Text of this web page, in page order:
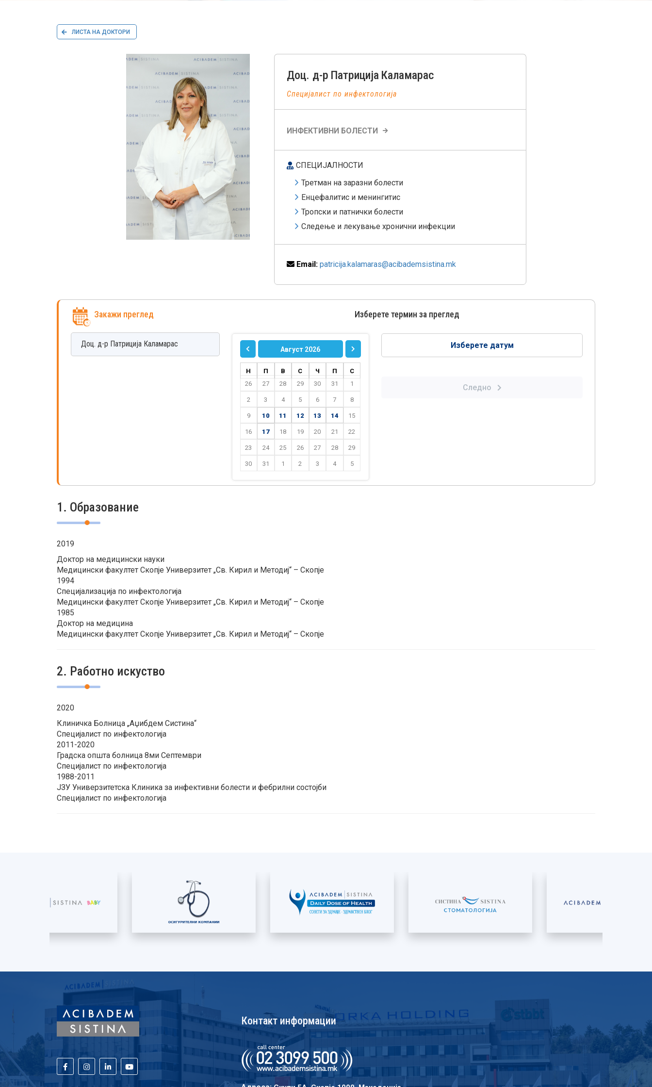
ЛИСТА НА ДОКТОРИ
Доц. д-р Патриција Каламарас
Специјалист по инфектологија
ИНФЕКТИВНИ БОЛЕСТИ
СПЕЦИЈАЛНОСТИ
Третман на заразни болести
Енцефалитис и менингитис
Тропски и патнички болести
Следење и лекување хронични инфекции
Email: patricija.kalamaras@acibademsistina.mk
Закажи преглед
Доц. д-р Патриција Каламарас
Изберете термин за преглед
Август 2026
Н П В С Ч П
С
26
27 28 29 30 31 1
2 3 4 5 6 7 8
9 10 11 12 13 14 15
16 17 18 19 20 21 22
23 24 25 26 27 28 29
30 31 1 2 3 4 5
Изберете датум
Следно
1. Образование
2019
Доктор на медицински науки
Медицински факултет Скопје Универзитет „Св. Кирил и Методиј“ – Скопје
1994
Специјализација по инфектологија
Медицински факултет Скопје Универзитет „Св. Кирил и Методиј“ – Скопје
1985
Доктор на медицина
Медицински факултет Скопје Универзитет „Св. Кирил и Методиј“ – Скопје
2. Работно искуство
2020
Клиничка Болница „Аџибдем Систина“
Специјалист по инфектологија
2011-2020
Градска општа болница 8ми Септември
Специјалист по инфектологија
1988-2011
ЈЗУ Универзитетска Клиника за инфективни болести и фебрилни состојби
Специјалист по инфектологија
Контакт информации